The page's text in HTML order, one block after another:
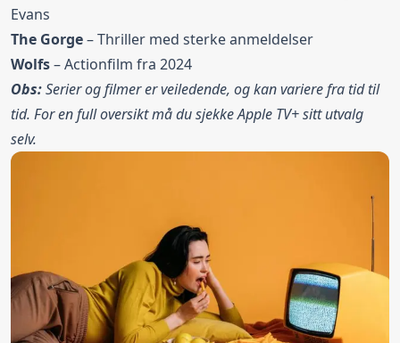
Evans
The Gorge– Thriller med sterke anmeldelser
Wolfs– Actionfilm fra 2024
Obs:Serier og filmer er veiledende, og kan variere fra tid til
tid. For en full oversikt må du sjekke Apple TV+ sitt utvalg
selv.